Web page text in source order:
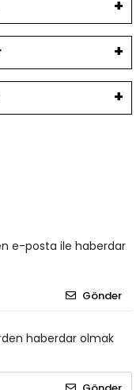
e-posta ile haberdar
Gönder
haberdar olmak